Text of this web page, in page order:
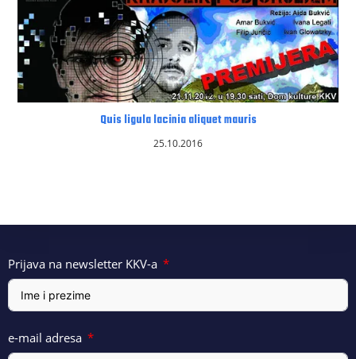
Quis ligula lacinia aliquet mauris
25.10.2016
Prijava na newsletter KKV-a
e-mail adresa